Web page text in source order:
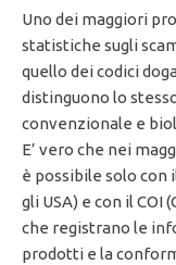
Uno dei maggiori
statistiche sugli
quello dei codici
distinguono lo
convenzionale e
E’ vero che nei
è possibile solo con
gli USA) e con il COI
che registrano le
prodotti e la